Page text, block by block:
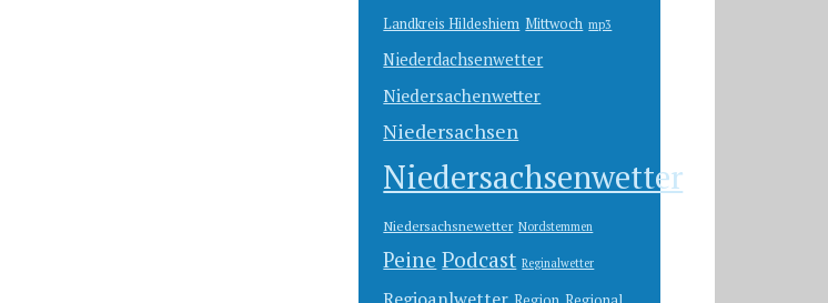
Landkreis Hildeshiem Mittwoch mp3
Niederdachsenwetter
Niedersachenwetter
Niedersachsen
Niedersachsenwetter
Niedersachsnewetter Nordstemmen
Peine Podcast Reginalwetter